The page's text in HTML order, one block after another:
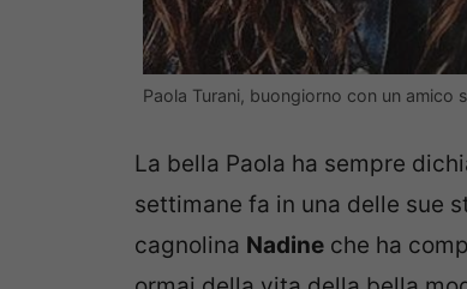
Paola Turani, buongiorno con un amico
La bella Paola ha sempre
settimane fa in una delle sue
cagnolina Nadine che ha